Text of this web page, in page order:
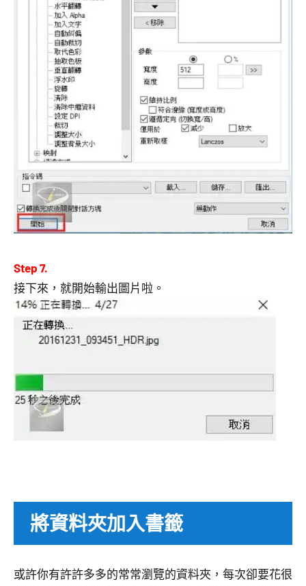
Step 7.
接下來，就開始輸出圖片啦。
將資料夾加入書籤
或許你有許許多多的常常瀏覽的資料夾，每次卻要花很